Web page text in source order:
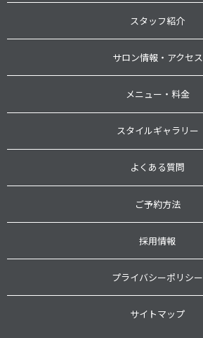
スタッフ紹介
サロン情報・アクセス
メニュー・料金
スタイルギャラリー
よくある質問
ご予約方法
採用情報
プライバシーポリシー
サイトマップ